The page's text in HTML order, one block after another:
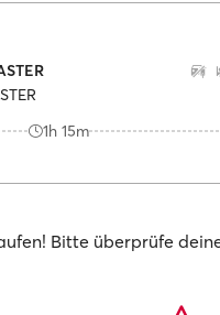
1h 15m
Bitte überprüfe